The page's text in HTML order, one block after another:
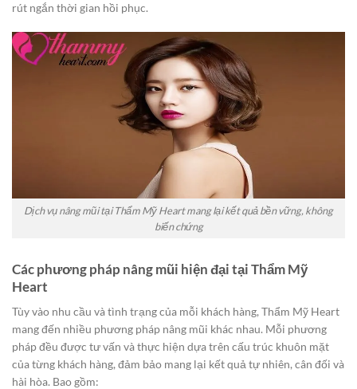
rút ngắn thời gian hồi phục.
Dịch vụ nâng mũi tại Thẩm Mỹ Heart mang lại kết quả bền vững, không
biến chứng
Các phương pháp nâng mũi hiện đại tại Thẩm Mỹ
Heart
Tùy vào nhu cầu và tình trạng của mỗi khách hàng, Thẩm Mỹ Heart
mang đến nhiều phương pháp nâng mũi khác nhau. Mỗi phương
pháp đều được tư vấn và thực hiện dựa trên cấu trúc khuôn mặt
của từng khách hàng, đảm bảo mang lại kết quả tự nhiên, cân đối và
hài hòa. Bao gồm: